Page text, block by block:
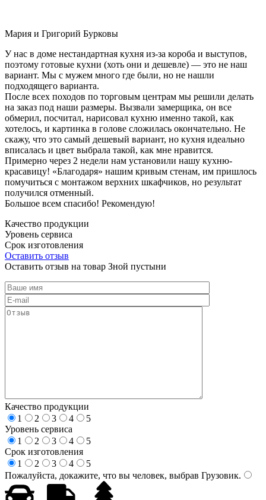
Мария и Григорий Бурковы
У нас в доме нестандартная кухня из-за короба и выступов,
поэтому готовые кухни (хоть они и дешевле) — это не наш
вариант. Мы с мужем много где были, но не нашли
подходящего варианта.
После всех походов по торговым центрам мы решили делать
на заказ под наши размеры. Вызвали замерщика, он все
обмерил, посчитал, нарисовал кухню именно такой, как
хотелось, и картинка в голове сложилась окончательно. Не
скажу, что это самый дешевый вариант, но кухня идеально
вписалась и цвет выбрала такой, как мне нравится.
Примерно через 2 недели нам установили нашу кухню-
красавицу! «Благодаря» нашим кривым стенам, им пришлось
помучиться с монтажом верхних шкафчиков, но результат
получился отменный.
Большое всем спасибо! Рекомендую!
Качество продукции
Уровень сервиса
Срок изготовления
Оставить отзыв
Оставить отзыв на товар Зной пустыни
Качество продукции
1
2 3 4
5
Уровень сервиса
1
2 3 4
5
Срок изготовления
1
2 3 4
5
Пожалуйста, докажите, что вы человек, выбрав Грузовик.